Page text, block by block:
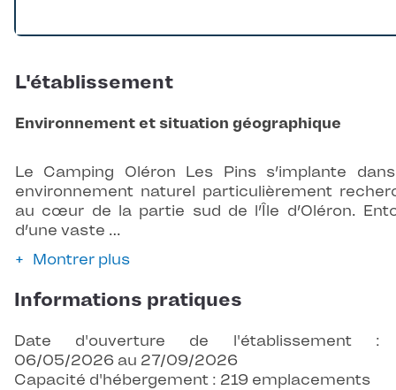
L'établissement
Environnement et situation géographique
Le Camping Oléron Les Pins s’implante
environnement naturel particulièrement
au cœur de la partie sud de l’Île d’Oléron.
d’une vaste …
Montrer plus
Informations pratiques
Date d'ouverture de l'établissement :
06/05/2026 au 27/09/2026
Capacité d'hébergement : 219 emplacements